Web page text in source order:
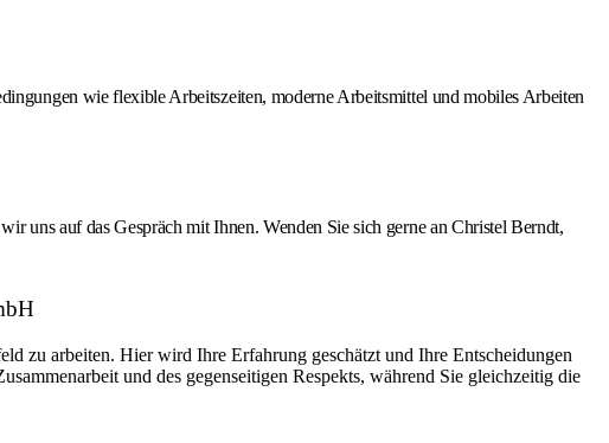
wie flexible Arbeitszeiten, moderne Arbeitsmittel und mobiles Arbeiten
uns auf das Gespräch mit Ihnen. Wenden Sie sich gerne an Christel Berndt,
zu arbeiten. Hier wird Ihre Erfahrung geschätzt und Ihre Entscheidungen
und des gegenseitigen Respekts, während Sie gleichzeitig die